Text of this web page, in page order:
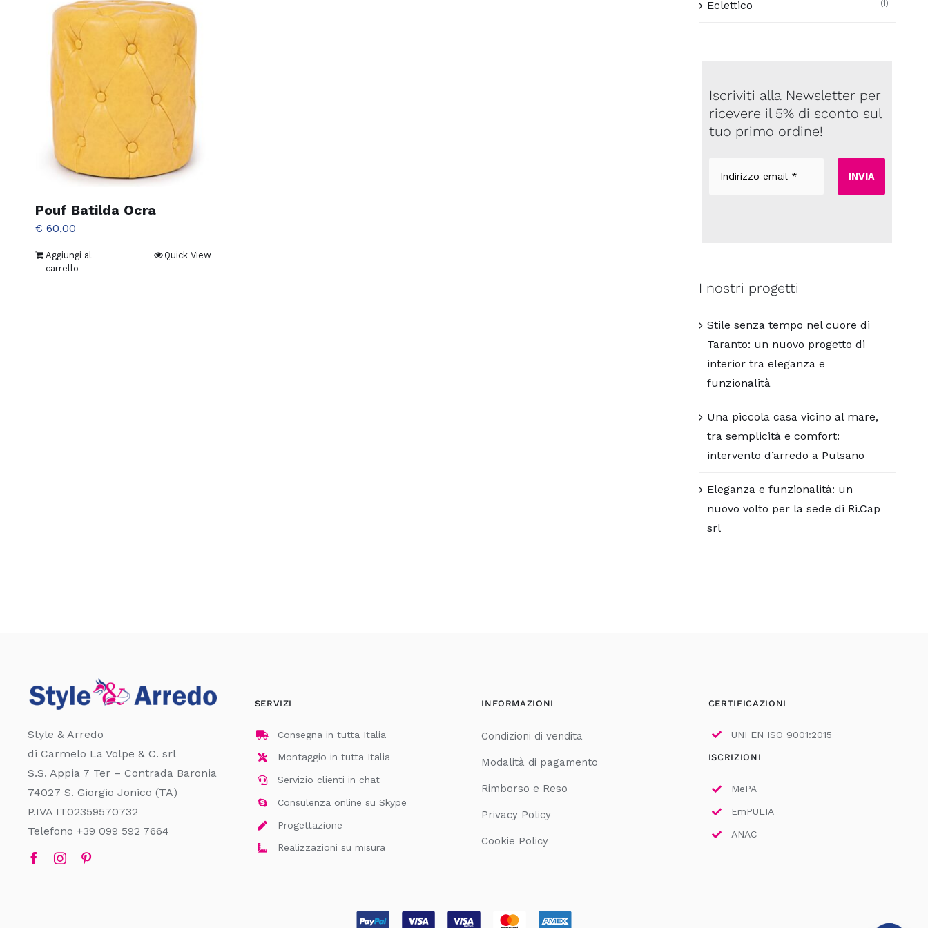
Pouf Batilda Ocra
€ 60,00
Aggiungi al
carrello
Quick View
Eclettico (1)
Iscriviti alla Newsletter per
ricevere il 5% di sconto sul
tuo primo ordine!
email
I nostri progetti
Stile senza tempo nel cuore di
Taranto: un nuovo progetto di
interior tra eleganza e
funzionalità
Una piccola casa vicino al mare,
tra semplicità e comfort:
intervento d’arredo a Pulsano
Eleganza e funzionalità: un
nuovo volto per la sede di Ri.Cap
srl
Style & Arredo
di Carmelo La Volpe & C. srl
S.S. Appia 7 Ter – Contrada Baronia
74027 S. Giorgio Jonico (TA)
P.IVA IT02359570732
Telefono +39 099 592 7664
SERVIZI
Consegna in tutta Italia
Montaggio in tutta Italia
Servizio clienti in chat
Consulenza online su Skype
Progettazione
Realizzazioni su misura
INFORMAZIONI
Condizioni di vendita
Modalità di pagamento
Rimborso e Reso
Privacy Policy
Cookie Policy
CERTIFICAZIONI
UNI EN ISO 9001:2015
ISCRIZIONI
MePA
EmPULIA
ANAC